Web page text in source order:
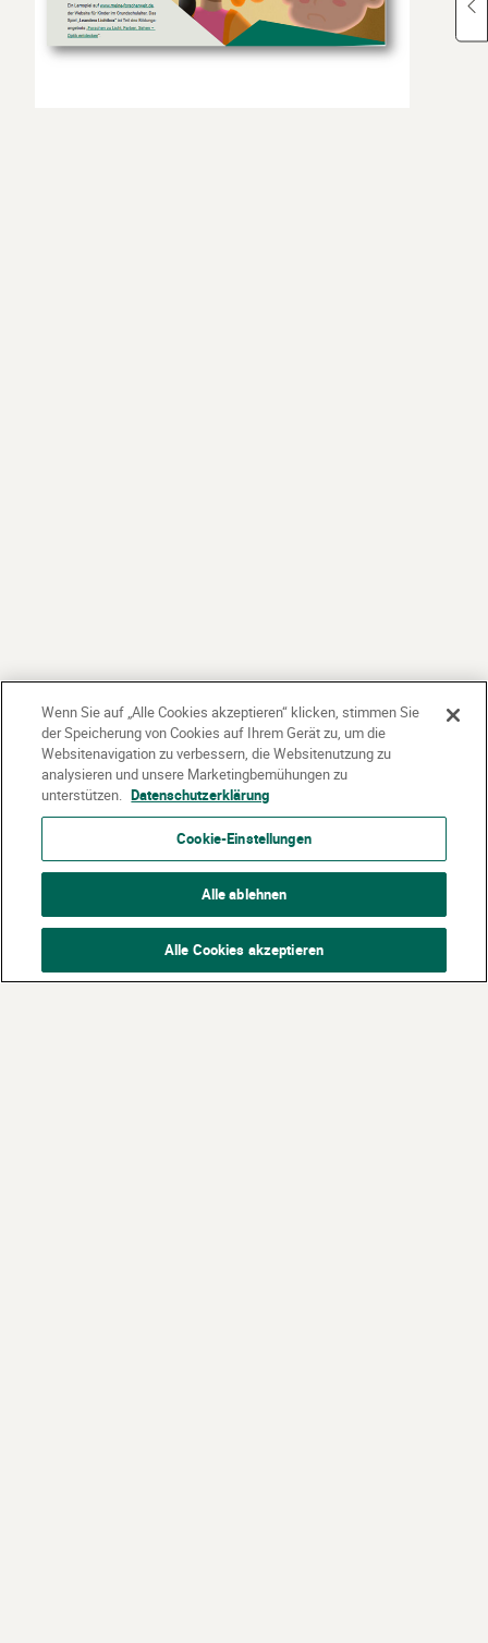
Wenn Sie auf „Alle Cookies akzeptieren“ klicken, stimmen Sie
der Speicherung von Cookies auf Ihrem Gerät zu, um die
Websitenavigation zu verbessern, die Websitenutzung zu
analysieren und unsere Marketingbemühungen zu
unterstützen. Datenschutzerklärung
Cookie-Einstellungen
Alle ablehnen
Alle Cookies akzeptieren